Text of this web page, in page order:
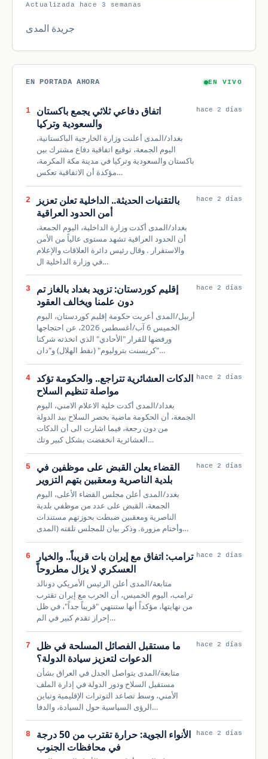
Actualizada hace 3 semanas
جريدة المدى
EN PORTADA AHORA EN VIVO
1
اتفاق دفاعي ثلاثي يجمع باكستان
والسعودية وتركيا
بغداد/المدى أعلنت وزارة الخارجية الباكستانية،
اليوم الجمعة، توقيع اتفاقية دفاع مشترك بين
باكستان والسعودية وتركيا في مدينة مكة المكرمة،
مؤكدة أن الاتفاقية تعكس…
hace 2 días
2
بالتقنيات الحديثة.. الداخلية تعلن تعزيز
أمن الحدود العراقية
بغداد/المدى أكدت وزارة الداخلية، اليوم الجمعة،
أن الحدود العراقية تشهد مستوى عالياً من الأمن
والاستقرار . وقال رئيس دائرة العلاقات والإعلام
في وزارة الداخلية ال…
hace 2 días
3
إقليم كوردستان: تزويد بغداد بالغاز تم
دون علمنا ويخالف العقود
أربيل/المدى أعربت حكومة إقليم كوردستان، اليوم
الخميس 6 آب/أغسطس 2026، عن احتجاجها
ورفضها للقرار "الأحادي" الذي اتخذته شركتا
"كريسنت بتروليوم" (نفط الهلال) و"دان…
hace 2 días
4
الدكات العشائرية تتراجع.. والحكومة تؤكد
مواصلة تنظيم السلاح
بغداد/المدى أكدت خلية الاعلام الامني، اليوم
الجمعة، أن الحكومة ماضية بحصر السلاح بيد الدولة
من دون رجعة، فيما اشارت اﻟﻰ أن الدكات
العشائرية انخفضت بشكل كبير وتك…
hace 2 días
5
القضاء يعلن القبض على موظفين في
بلدية الناصرية ومعقبين بتهم التزوير
بغدد/المدى أعلن مجلس القضاء الأعلى، اليوم
الجمعة، القبض على عدد من موظفي بلدية
الناصرية ومعقبين ضبطت بحوزتهم مستندات
وأختام مزورة. وذكر بيان للمجلس تلقته (المدى…
hace 2 días
6
ترامب: اتفاق مع إيران بات قريباً.. والخيار
العسكري لا يزال مطروحاً
متابعة/المدى أعلن الرئيس الأمريكي دونالد
ترامب، اليوم الخميس، أن الحرب مع إيران تقترب
من نهايتها، مؤكداً أنها ستنتهي "قريباً جداً"، في ظل
إحراز تقدم كبير في الم…
hace 2 días
7
ما مستقبل الفصائل المسلحة في ظل
الدعوات لتعزيز سيادة الدولة؟
متابعة/المدى يتواصل الجدل في العراق بشأن
مستقبل السلاح ودور الدولة في إدارة الملف
الأمني، وسط تصاعد التوترات الإقليمية وتباين
الرؤى السياسية حول السيادة، والدفا…
hace 2 días
8
الأنواء الجوية: حرارة تقترب من 50 درجة
في محافظات الجنوب
hace 2 días